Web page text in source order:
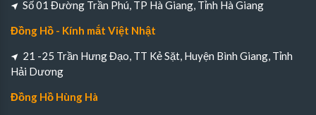
Số 01 Đường Trần Phú, TP Hà Giang, Tỉnh Hà Giang
Đồng Hồ - Kính mắt Việt Nhật
21 -25 Trần Hưng Đạo, TT Kẻ Sặt, Huyện Bình Giang, Tỉnh
Hải Dương
Đồng Hồ Hùng Hà